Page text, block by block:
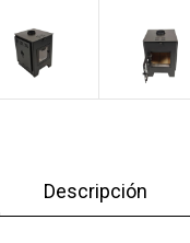
Descripción